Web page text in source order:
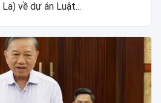
về dự án Luật...